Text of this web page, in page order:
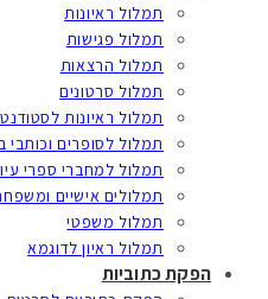
תמלול ראיונות
תמלול פגישות
תמלול הרצאות
תמלול סרטונים
תמלול ראיונות
תמלול לסופרים וכותבי
תמלול למחברי ספרי
תמלולים אישיים
תמלול משפטי
תמלול ראיון לדוגמא
הפקת כתוביות